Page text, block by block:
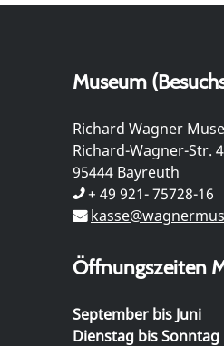
Museum
Richard Wagner
Richard-Wagner-Str.
95444 Bayreuth
+ 49 921- 75728-16
Öffnungszeiten
September bis Juni
Dienstag bis Sonntag